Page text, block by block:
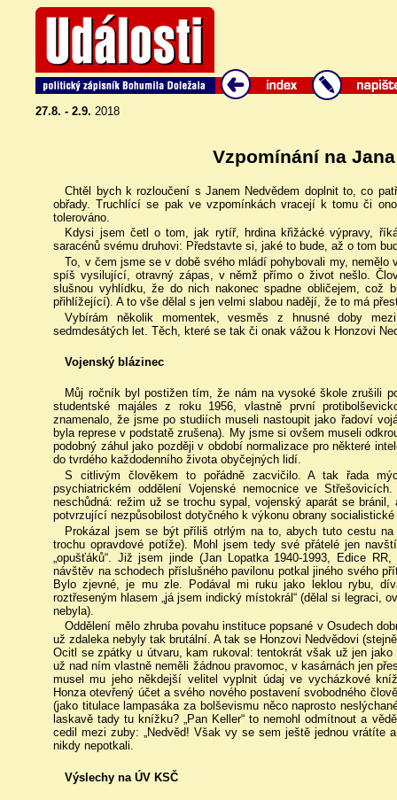
27.8. - 2.9. 2018
Vzpomínání na
Chtěl bych k rozloučení s Janem Nedvědem doplnit to, co
obřady. Truchlící se pak ve vzpomínkách vracejí k tomu či
tolerováno.
Kdysi jsem četl o tom, jak rytíř, hrdina křižácké výpravy,
saracénů svému druhovi: Představte si, jaké to bude, až o tom
To, v čem jsme se v době svého mládí pohybovali my,
spíš vysilující, otravný zápas, v němž přímo o život nešlo.
slušnou vyhlídku, že do nich nakonec spadne obličejem, což
přihlížející). A to vše dělal s jen velmi slabou nadějí, že to má
Vybírám několik momentek, vesměs z hnusné doby
sedmdesátých let. Těch, které se tak či onak vážou k Honzovi
Vojenský blázinec
Můj ročník byl postižen tím, že nám na vysoké škole zrušili
studentské majáles z roku 1956, vlastně první
znamenalo, že jsme po studiích museli nastoupit jako řadoví
byla represe v podstatě zrušena). My jsme si ovšem museli
podobný záhul jako později v období normalizace pro některé
do tvrdého každodenního života obyčejných lidí.
S citlivým člověkem to pořádně zacvičilo. A tak řada
psychiatrickém oddělení Vojenské nemocnice ve
neschůdná: režim už se trochu sypal, vojenský aparát se bránil,
potvrzující nezpůsobilost dotyčného k výkonu obrany
Prokázal jsem se být příliš otrlým na to, abych tuto cestu
trochu opravdové potíže). Mohl jsem tedy své přátelé jen
„opušťáků“. Již jsem jinde (Jan Lopatka 1940-1993, Edice
návštěv na schodech příslušného pavilonu potkal jiného svého
Bylo zjevné, je mu zle. Podával mi ruku jako leklou rybu,
roztřeseným hlasem „já jsem indický místokrál“ (dělal si legraci,
nebyla).
Oddělení mělo zhruba povahu instituce popsané v Osudech
už zdaleka nebyly tak brutální. A tak se Honzovi Nedvědovi
Ocitl se zpátky u útvaru, kam rukoval: tentokrát však už jen
už nad ním vlastně neměli žádnou pravomoc, v kasárnách jen
musel mu jeho někdejší velitel vyplnit údaj ve vycházkové
Honza otevřený účet a svého nového postavení svobodného
(jako titulace lampasáka za bolševismu něco naprosto
laskavě tady tu knížku? „Pan Keller“ to nemohl odmítnout a
cedil mezi zuby: „Nedvěd! Však vy se sem ještě jednou vrátíte
nikdy nepotkali.
Výslechy na ÚV KSČ